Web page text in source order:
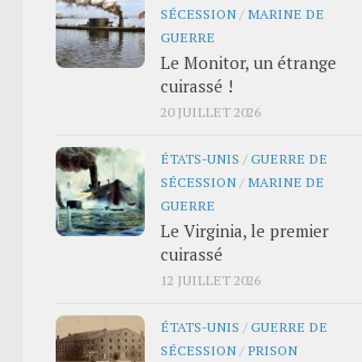
SÉCESSION / MARINE DE
GUERRE
Le Monitor, un étrange
cuirassé !
20 JUILLET 2026
ÉTATS-UNIS /GUERRE DE
SÉCESSION / MARINE DE
GUERRE
Le Virginia, le premier
cuirassé
12 JUILLET 2026
ÉTATS-UNIS /GUERRE DE
SÉCESSION / PRISON